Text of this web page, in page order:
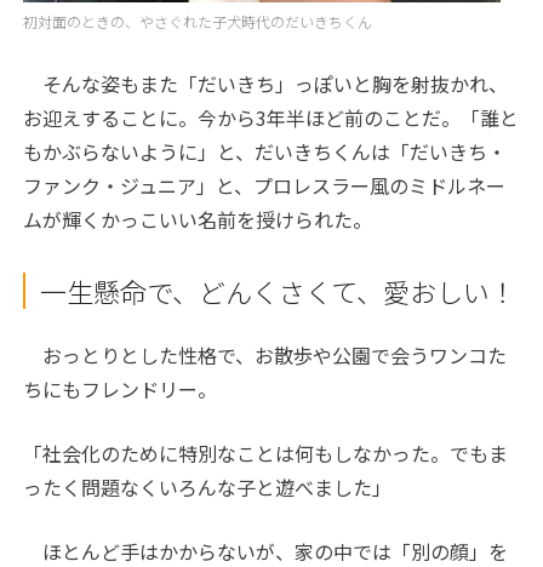
初対面のときの、やさぐれた子犬時代のだいきちくん
そんな姿もまた「だいきち」っぽいと胸を射抜かれ、
お迎えすることに。今から3年半ほど前のことだ。「誰と
もかぶらないように」と、だいきちくんは「だいきち・
ファンク・ジュニア」と、プロレスラー風のミドルネー
ムが輝くかっこいい名前を授けられた。
一生懸命で、どんくさくて、愛おしい！
おっとりとした性格で、お散歩や公園で会うワンコた
ちにもフレンドリー。
「社会化のために特別なことは何もしなかった。でもま
ったく問題なくいろんな子と遊べました」
ほとんど手はかからないが、家の中では「別の顔」を